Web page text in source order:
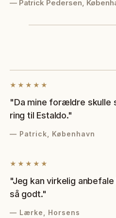
— Patrick Pedersen,
København · Blev
Lærke
★★★★★
"Da mine forældre skulle
ring til Estaldo."
— Patrick, København
★★★★★
"Jeg kan virkelig
så godt."
— Lærke, Horsens